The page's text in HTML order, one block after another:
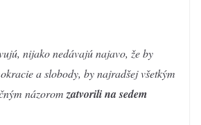
nijako nedávajú najavo, že by
a slobody, by najradšej všetkým
názoromzatvorili na sedem